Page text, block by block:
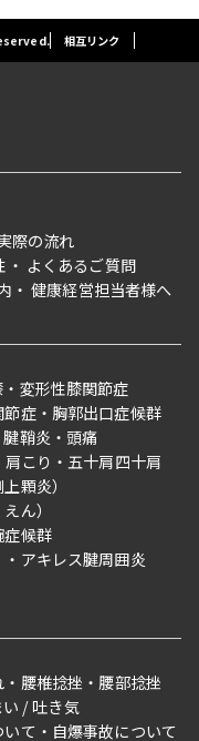
相互リンク
際の流れ
よくあるご質問
健康経営担当者様へ
変形性膝関節症
節症
胸郭出口症候群
腱鞘炎
頭痛
肩こり
五十肩四十肩
顆炎）
ん）
症候群
アキレス腱周囲炎
腰椎捻挫
腰部捻挫
/ 吐き気
いて 自爆事故について